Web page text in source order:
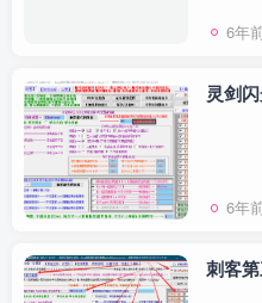
6年
灵剑
6年
刺客